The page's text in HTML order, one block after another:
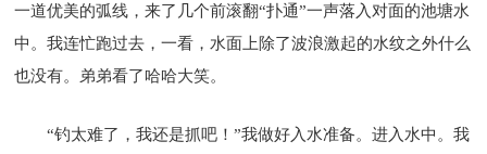
一道优美的弧线，来了几个前滚翻“扑通”一声落入对面的池塘水
中。我连忙跑过去，一看，水面上除了波浪激起的水纹之外什么
也没有。弟弟看了哈哈大笑。
“钓太难了，我还是抓吧！”我做好入水准备。进入水中。我